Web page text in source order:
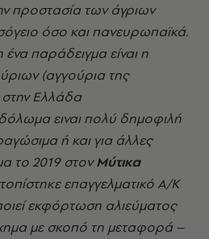
προστασία των άγριων
όσο και πανευρωπαϊκά.
παράδειγμα είναι η
(αγγούρια της
Ελλάδα
ειναι πολύ δημοφιλή
ή και για άλλες
το 2019 στονΜύτικα
επαγγελματικό Α/Κ
εκφόρτωση αλιεύματος
με σκοπό τη μεταφορά –